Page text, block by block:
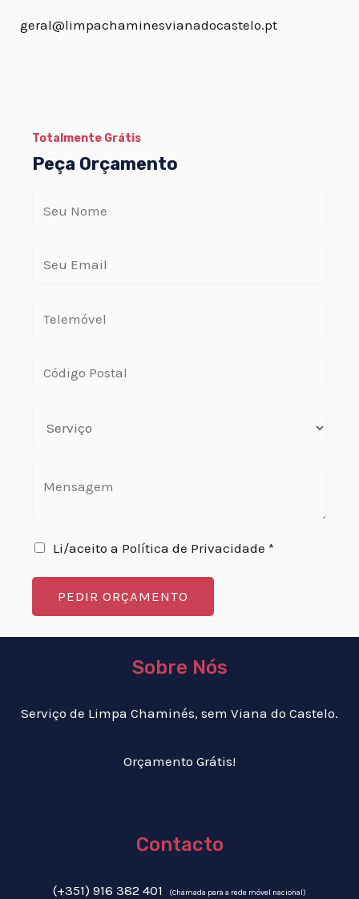
geral@limpachaminesvianadocastelo.pt
Totalmente Grátis
Peça Orçamento
Li/aceito a Política de Privacidade *
PEDIR ORÇAMENTO
Sobre Nós
Serviço de Limpa Chaminés, sem Viana do Castelo.
Orçamento Grátis!
Contacto
(+351) 916 382 401 (Chamada para a rede móvel nacional)